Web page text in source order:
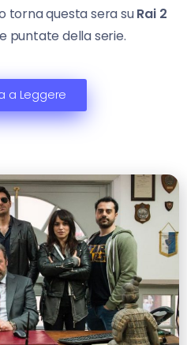
torna questa sera suRai 2
puntate della serie.
a Leggere